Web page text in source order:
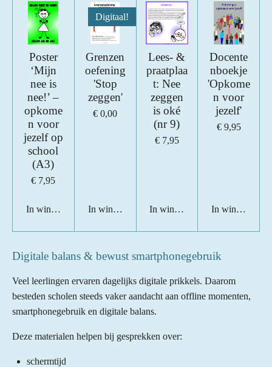
Poster
‘Mijn
nee is
nee!’ –
opkome
n voor
jezelf op
school
(A3)
€ 7,95
In winkelwagen
Digitaal!
Grenzen
oefening
'Stop
zeggen'
€ 0,00
In winkelwagen
Lees- &
praatplaa
t: Nee
zeggen
is oké
(nr 9)
€ 7,95
In winkelwagen
Docente
nboekje
'Opkome
n voor
jezelf'
€ 9,95
In
Digitale balans & bewust smartphonegebruik
Veel leerlingen ervaren dagelijks digitale prikkels. Daarom
besteden scholen steeds vaker aandacht aan offline momenten,
smartphonegebruik en digitale balans.
Deze materialen helpen bij gesprekken over:
schermtijd